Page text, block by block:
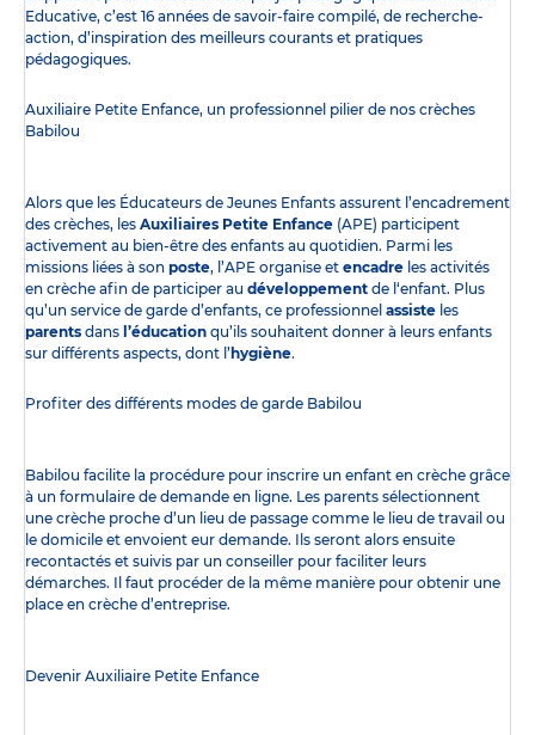
Educative, c’est 16 années de savoir-faire compilé, de recherche-
action, d’inspiration des meilleurs courants et pratiques
pédagogiques.
Auxiliaire Petite Enfance, un professionnel pilier de nos crèches
Babilou
Alors que les Éducateurs de Jeunes Enfants assurent l’encadrement
des crèches, les Auxiliaires Petite Enfance (APE) participent
activement au bien-être des enfants au quotidien. Parmi les
missions liées à son poste, l’APE organise et encadre les activités
en crèche afin de participer au développement de l‘enfant. Plus
qu’un service de garde d’enfants, ce professionnel assiste les
parents dans l’éducation qu’ils souhaitent donner à leurs enfants
sur différents aspects, dont l’ hygiène.
Profiter des différents modes de garde Babilou
Babilou facilite la procédure pour inscrire un enfant en crèche grâce
à un formulaire de demande en ligne. Les parents sélectionnent
une crèche proche d’un lieu de passage comme le lieu de travail ou
le domicile et envoient eur demande. Ils seront alors ensuite
recontactés et suivis par un conseiller pour faciliter leurs
démarches. Il faut procéder de la même manière pour obtenir une
place en crèche d’entreprise.
Devenir Auxiliaire Petite Enfance